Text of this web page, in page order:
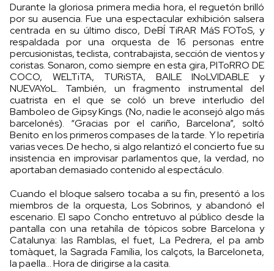
Durante la gloriosa primera media hora, el reguetón brilló
por su ausencia. Fue una espectacular exhibición salsera
centrada en su último disco, DeBÍ TiRAR MáS FOToS, y
respaldada por una orquesta de 16 personas entre
percusionistas, teclista, contrabajista, sección de vientos y
coristas. Sonaron, como siempre en esta gira, PIToRRO DE
COCO, WELTiTA, TURiSTA, BAILE INoLVIDABLE y
NUEVAYoL. También, un fragmento instrumental del
cuatrista en el que se coló un breve interludio del
Bamboleo de Gipsy Kings. (No, nadie le aconsejó algo más
barcelonés). “Gracias por el cariño, Barcelona”, soltó
Benito en los primeros compases de la tarde. Y lo repetiría
varias veces. De hecho, si algo relantizó el concierto fue su
insistencia en improvisar parlamentos que, la verdad, no
aportaban demasiado contenido al espectáculo.
Cuando el bloque salsero tocaba a su fin, presentó a los
miembros de la orquesta, Los Sobrinos, y abandonó el
escenario. El sapo Concho entretuvo al público desde la
pantalla con una retahíla de tópicos sobre Barcelona y
Catalunya: las Ramblas, el fuet, La Pedrera, el pa amb
tomàquet, la Sagrada Família, los calçots, la Barceloneta,
la paella... Hora de dirigirse a la casita.